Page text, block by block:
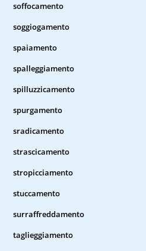
soffocamento
soggiogamento
spaiamento
spalleggiamento
spilluzzicamento
spurgamento
sradicamento
strascicamento
stropicciamento
stuccamento
surraffreddamento
taglieggiamento